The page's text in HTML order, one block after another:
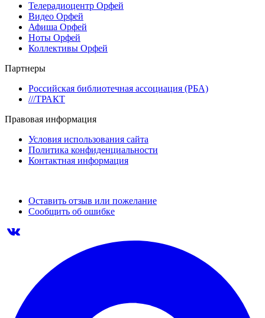
Телерадиоцентр Орфей
Видео Орфей
Афиша Орфей
Ноты Орфей
Коллективы Орфей
Партнеры
Российская библиотечная ассоциация (РБА)
///ТРАКТ
Правовая информация
Условия использования сайта
Политика конфиденциальности
Контактная информация
Оставить отзыв или пожелание
Сообщить об ошибке